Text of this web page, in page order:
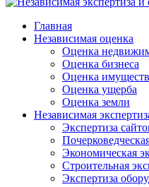
Главная
Независимая оценка
Оценка
Оценка бизнеса
Оценка
Оценка ущерба
Оценка земли
Независимая
Экспертиза
Экономическая
Строительная
Экспертиза